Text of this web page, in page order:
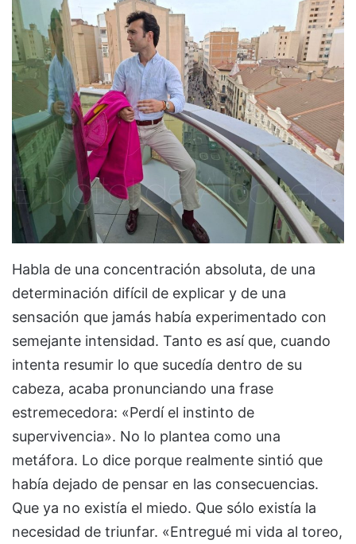
Habla de una concentración absoluta, de una
determinación difícil de explicar y de una
sensación que jamás había experimentado con
semejante intensidad. Tanto es así que, cuando
intenta resumir lo que sucedía dentro de su
cabeza, acaba pronunciando una frase
estremecedora: «Perdí el instinto de
supervivencia». No lo plantea como una
metáfora. Lo dice porque realmente sintió que
había dejado de pensar en las consecuencias.
Que ya no existía el miedo. Que sólo existía la
necesidad de triunfar. «Entregué mi vida al toreo,